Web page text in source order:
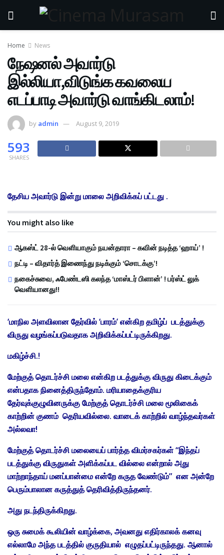
Home News
நேஷனல் அவார்டு
இல்லியா,விடுங்க கவலைய
எடப்பாடி அவார்டு வாங்கிடலாம்!
by admin August 9, 2019
593
SHARES
தேசிய அவார்டு இன்று மாலை அறிவிக்கப் பட்டது .
You might also like
ஆகஸ்ட் 28-ல் வெளியாகும் நயன்தாரா – கவின் நடித்த ‘ஹாய்’ !
நட்டி – விதார்த் இணைந்து நடிக்கும் ‘சொடக்கு’!
நகைச்சுவை, ஃபேண்டஸி கலந்த ‘மாஸ்டர் பிளான்’ ! பர்ஸ்ட் லுக்
வெளியானது!!
‘மாநில அளவிலான தேர்வில் ‘பாரம்’ என்கிற தமிழ்ப் படத்துக்கு
விருது வழங்கப்படுவதாக அறிவிக்கப்பட்டிருக்கிறது.
மகிழ்ச்சி.!
மேற்குத் தொடர்ச்சி மலை என்கிற படத்துக்கு விருது கிடைக்கும்
என்பதாக நினைத்திருந்தோம். மரியாதைக்குரிய
தேர்வுக்குழுவினருக்கு மேற்குத் தொடர்ச்சி மலை மூலிகைக்
காற்றின் குணம் தெரியவில்லை. வாடைக் காற்றில் வாழ்ந்தவர்கள்
அல்லவா!
மேற்குத் தொடர்ச்சி மலையைப் பார்த்த விமர்சகர்கள் “இந்தப்
படத்துக்கு விருதுகள் அளிக்கப்பட வில்லை என்றால் அது
மாற்றாந்தாய் மனப்பான்மை என்றே கருத வேண்டும்” என அன்றே
பெரும்பாலான கருத்துத் தெரிவித்திருந்தனர்.
அது நடந்திருக்கிறது.
ஒரு சுமைக் கூலியின் வாழ்க்கை, அவனது எதிர்காலக் கனவு
எல்லாமே அந்த படத்தில் குருதியால் எழுதப்பட்டிருந்தது. ஆனால்